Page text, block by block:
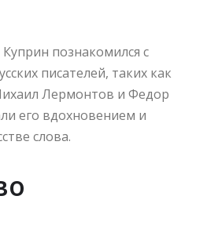
познакомился с
писателей, таких как
Лермонтов и Федор
его вдохновением и
слова.